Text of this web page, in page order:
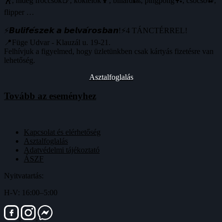
flipper …
⚡️𝘽𝙪𝙡𝙞𝙛𝙚́𝙨𝙯𝙚𝙠 𝙖 𝙗𝙚𝙡𝙫𝙖́𝙧𝙤𝙨𝙗𝙖𝙣!⚡️4 TÁNCTÉRREL!
📍Füge Udvar - Klauzál u. 19-21.
Felhívjuk a figyelmed, hogy üzletünkben csak kártyás fizetésre van
lehetőség.
Asztalfoglalás
Tovább az eseményhez
Kapcsolat és elérhetőség
Asztalfoglalás
Adatvédelmi tájékoztató
ÁSZF
Nyitvatartás:
H-V: 16:00–5:00